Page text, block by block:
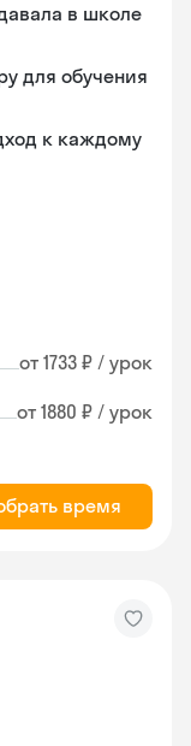
в школе
для обучения
к каждому
от 1733 ₽ / урок
от 1880 ₽ / урок
время